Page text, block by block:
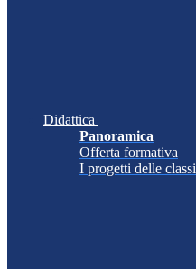
Didattica
Panoramica
Offerta formativa
I progetti delle classi